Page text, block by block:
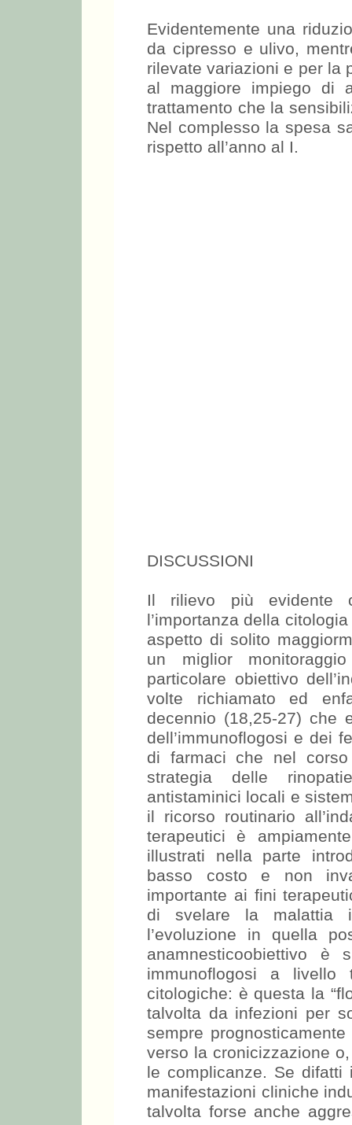
Evidentemente una
da cipresso e ulivo,
rilevate variazioni e per la
al maggiore impiego di
trattamento che la
Nel complesso la spesa
rispetto all’anno al I.
DISCUSSIONI
Il rilievo più evidente
l’importanza della
aspetto di solito
un miglior
particolare obiettivo
volte richiamato ed
decennio (18,25-27) che
dell’immunoflogosi e dei
di farmaci che nel
strategia delle
antistaminici locali e
il ricorso routinario
terapeutici è
illustrati nella parte
basso costo e non
importante ai fini
di svelare la malattia
l’evoluzione in quella
anamnesticoobiettivo è
immunoflogosi a livello
citologiche: è questa la
talvolta da infezioni per
sempre
verso la cronicizzazione
le complicanze. Se
manifestazioni cliniche
talvolta forse anche